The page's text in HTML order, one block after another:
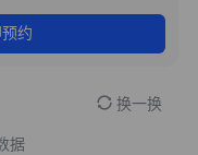
约
换一换
据